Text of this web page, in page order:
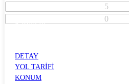
5
0
Kayseri İli
DETAY
YOL TARİFİ
KONUM